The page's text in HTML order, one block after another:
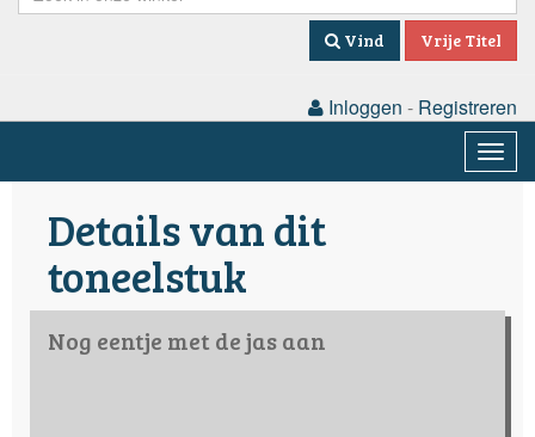
Vind Vrije Titel
Inloggen - Registreren
Details van dit
toneelstuk
Nog eentje met de jas aan